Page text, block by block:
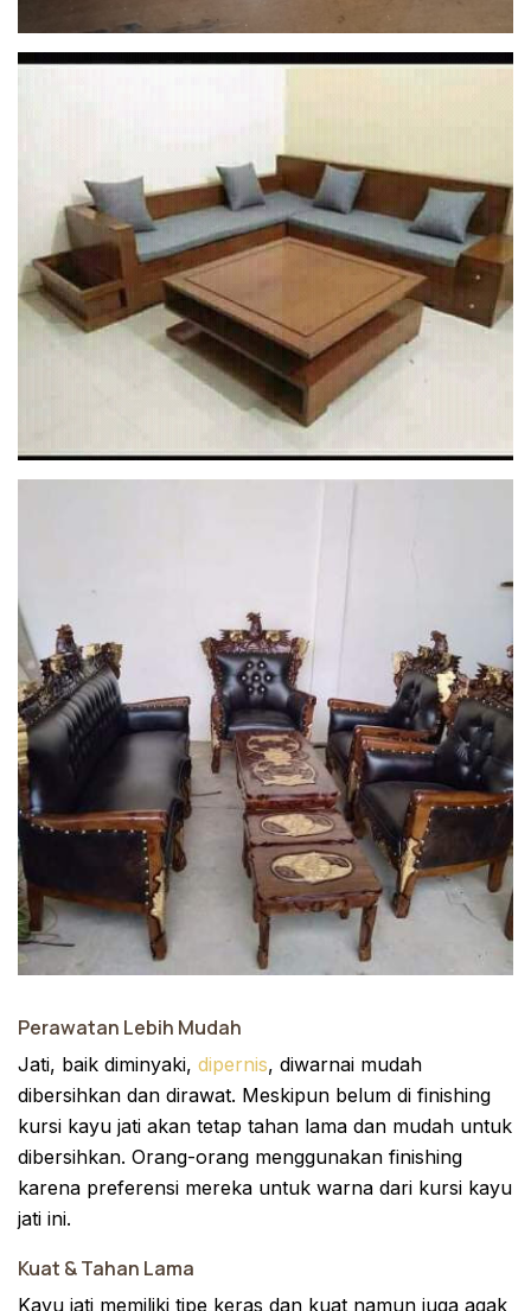
Perawatan Lebih Mudah
Jati, baik diminyaki, dipernis, diwarnai mudah
dibersihkan dan dirawat. Meskipun belum di finishing
kursi kayu jati akan tetap tahan lama dan mudah untuk
dibersihkan. Orang-orang menggunakan finishing
karena preferensi mereka untuk warna dari kursi kayu
jati ini.
Kuat & Tahan Lama
Kayu jati memiliki tipe keras dan kuat namun juga agak